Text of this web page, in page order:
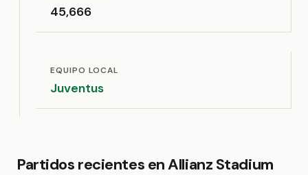
45,666
EQUIPO LOCAL
Juventus
Partidos recientes en Allianz Stadium